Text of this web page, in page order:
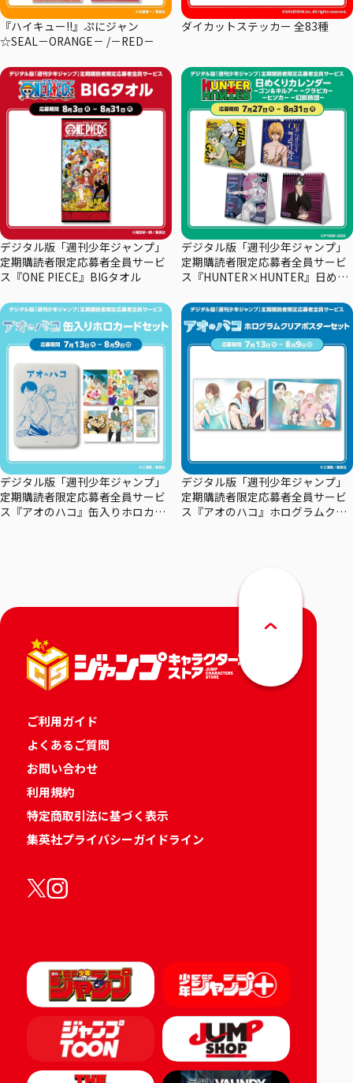
『ハイキュー!!』ぷにジャン
☆SEAL－ORANGE－ /－RED－
ダイカットステッカー 全83種
デジタル版「週刊少年ジャンプ」
定期購読者限定応募者全員サービ
ス『ONE PIECE』BIGタオル
デジタル版「週刊少年ジャンプ」
定期購読者限定応募者全員サービ
ス『HUNTER×HUNTER』日めく
デジタル版「週刊少年ジャンプ」
定期購読者限定応募者全員サービ
ス『アオのハコ』缶入りホロカー
デジタル版「週刊少年ジャンプ」
定期購読者限定応募者全員サービ
ス『アオのハコ』ホログラムクリ
ご利用ガイド
よくあるご質問
お問い合わせ
利用規約
特定商取引法に基づく表示
集英社プライバシーガイドライン